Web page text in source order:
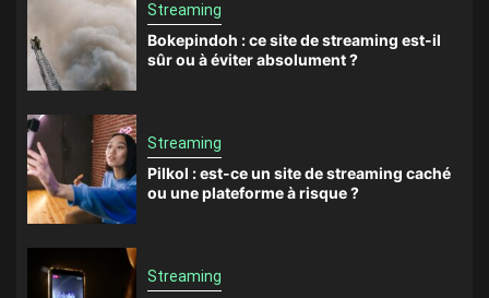
Streaming
Bokepindoh : ce site de streaming est-il
sûr ou à éviter absolument ?
Streaming
Pilkol : est-ce un site de streaming caché
ou une plateforme à risque ?
Streaming